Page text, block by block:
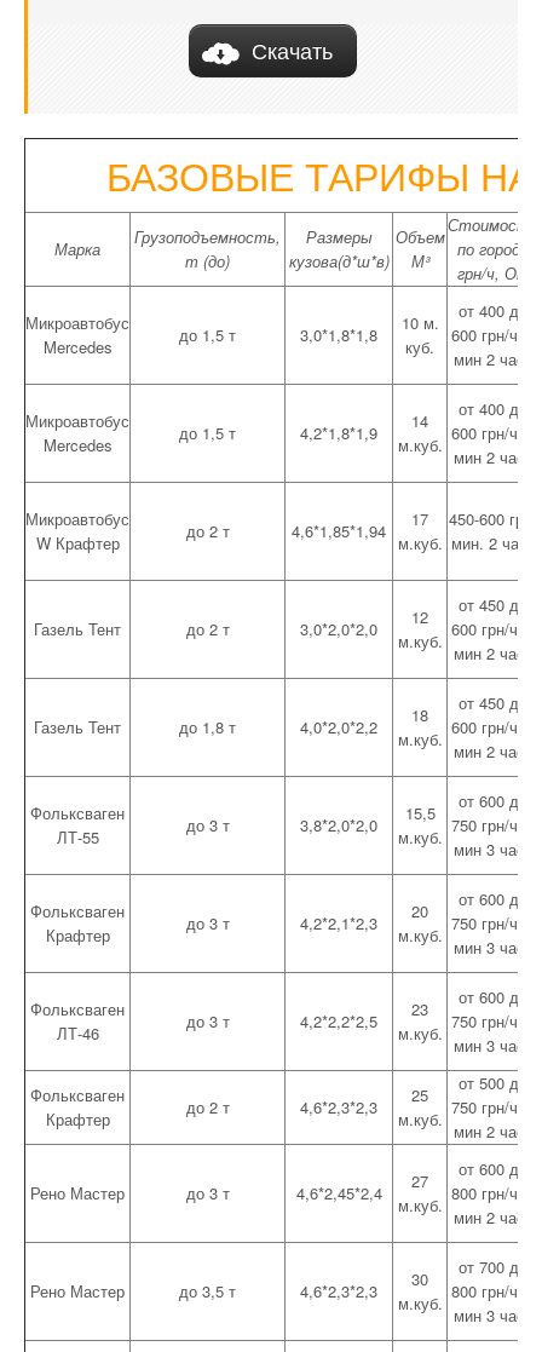
Скачать
БАЗОВЫЕ ТАРИФЫ НА
Марка
Грузоподъемность,
т (до)
Размеры
кузова(д*ш*в)
Объем
М³
Стоимость
по городу
грн/ч, От
Микроавтобус
Mercedes
до 1,5 т 3,0*1,8*1,8
10 м.
куб.
от 400 до
600 грн/час
мин 2 часа
Микроавтобус
Mercedes
до 1,5 т 4,2*1,8*1,9
14
м.куб.
от 400 до
600 грн/час
мин 2 часа
Микроавтобус
W Крафтер
до 2 т 4,6*1,85*1,94
17
м.куб.
450-600 грн,
мин. 2 часа
Газель Тент до 2 т 3,0*2,0*2,0
12
м.куб.
от 450 до
600 грн/час
мин 2 часа
Газель Тент до 1,8 т 4,0*2,0*2,2
18
м.куб.
от 450 до
600 грн/час
мин 2 часа
Фольксваген
ЛТ-55
до 3 т 3,8*2,0*2,0
15,5
м.куб.
от 600 до
750 грн/час
мин 3 часа
Фольксваген
Крафтер
до 3 т 4,2*2,1*2,3
20
м.куб.
от 600 до
750 грн/час
мин 3 часа
Фольксваген
ЛТ-46
до 3 т 4,2*2,2*2,5
23
м.куб.
от 600 до
750 грн/час
мин 3 часа
Фольксваген
Крафтер
до 2 т 4,6*2,3*2,3
25
м.куб.
от 500 до
750 грн/час
мин 2 часа
Рено Мастер до 3 т 4,6*2,45*2,4
27
м.куб.
от 600 до
800 грн/час
мин 2 часа
Рено Мастер до 3,5 т 4,6*2,3*2,3
30
м.куб.
от 700 до
800 грн/час
мин 3 часа